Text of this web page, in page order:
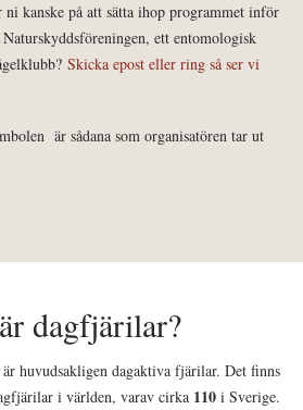
kanske på att sätta ihop programmet inför
ett entomologisk
Skicka epost eller ring så ser vi
är sådana som organisatören tar ut
dagfjärilar?
huvudsakligen dagaktiva fjärilar. Det finns
i världen, varav cirka 110 i Sverige.